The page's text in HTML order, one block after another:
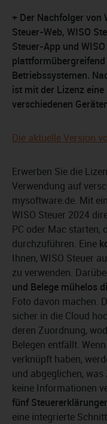
+ Der Nachfolger von
Steuer-Web, WISO
Steuer-App und
Betriebssystemen.
ist mit der Lizenz
verschiedenen
Die aktuelle Version
Erwerben Sie die
Verwendung auf
mysoftware.de. Mit
WISO Steuer 2024
PC oder Mac starten,
durchzuführen. Eine
Ihnen, WISO Steuer
zu verwenden.
und Belege mühelos
Foto davon machen.
sicher in die Cloud
deren Zuordnung,
Belegen entfällt.
verknüpft haben,
und abgeglichen,
keine Informationen
fünf
eine integrierte